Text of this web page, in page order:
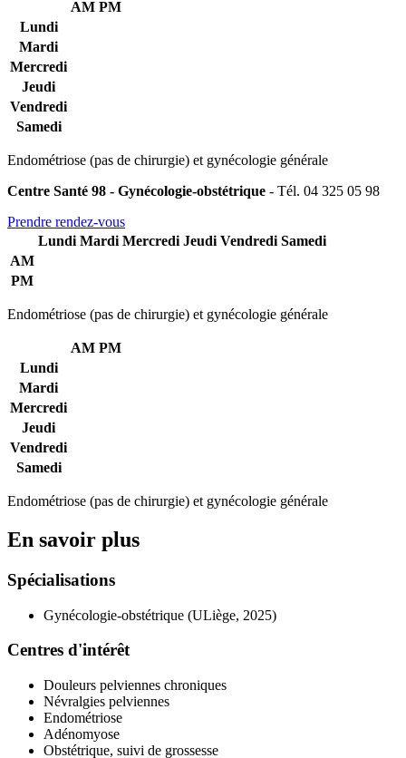
AM PM
Lundi
Mardi
Mercredi
Jeudi
Vendredi
Samedi
Endométriose (pas de chirurgie) et gynécologie générale
Centre Santé 98 - Gynécologie-obstétrique - Tél. 04 325 05 98
Prendre rendez-vous
Lundi Mardi Mercredi Jeudi Vendredi Samedi
AM
PM
Endométriose (pas de chirurgie) et gynécologie générale
AM PM
Lundi
Mardi
Mercredi
Jeudi
Vendredi
Samedi
Endométriose (pas de chirurgie) et gynécologie générale
En savoir plus
Spécialisations
Gynécologie-obstétrique (ULiège, 2025)
Centres d'intérêt
Douleurs pelviennes chroniques
Névralgies pelviennes
Endométriose
Adénomyose
Obstétrique, suivi de grossesse